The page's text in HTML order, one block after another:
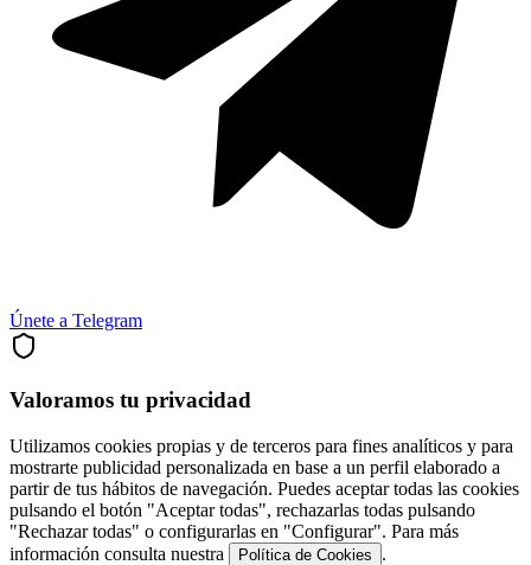
Únete a Telegram
Valoramos tu privacidad
Utilizamos cookies propias y de terceros para fines analíticos y para
mostrarte publicidad personalizada en base a un perfil elaborado a
partir de tus hábitos de navegación. Puedes aceptar todas las cookies
pulsando el botón "Aceptar todas", rechazarlas todas pulsando
"Rechazar todas" o configurarlas en "Configurar". Para más
información consulta nuestra
Política de Cookies .